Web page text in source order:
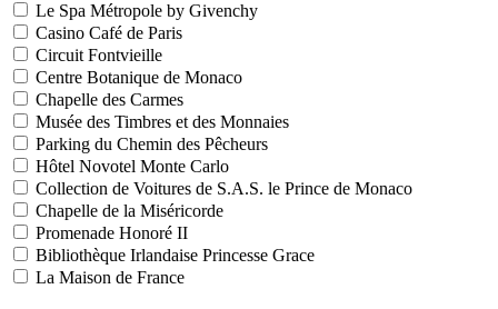
Le Spa Métropole by Givenchy
Casino Café de Paris
Circuit Fontvieille
Centre Botanique de Monaco
Chapelle des Carmes
Musée des Timbres et des Monnaies
Parking du Chemin des Pêcheurs
Hôtel Novotel Monte Carlo
Collection de Voitures de S.A.S. le Prince de Monaco
Chapelle de la Miséricorde
Promenade Honoré II
Bibliothèque Irlandaise Princesse Grace
La Maison de France